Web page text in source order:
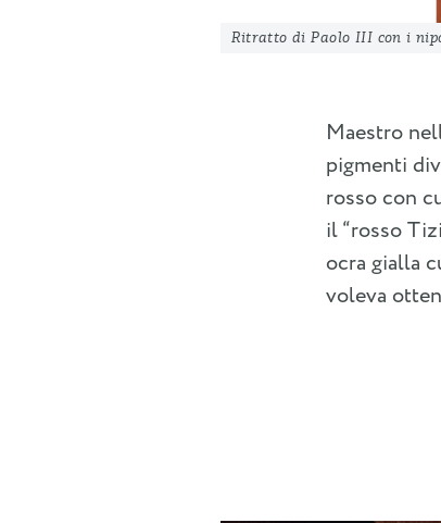
Ritratto di Paolo III con i
Maestro
pigmenti
rosso con
il “rosso
ocra gialla
voleva